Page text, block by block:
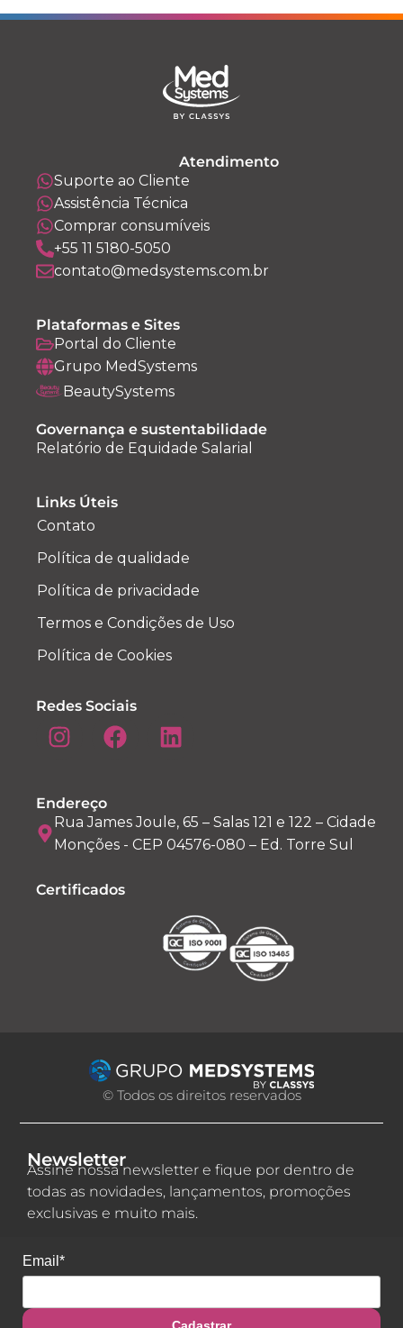
Atendimento
Suporte ao Cliente
Assistência Técnica
Comprar consumíveis
+55 11 5180-5050
contato@medsystems.com.br
Plataformas e Sites
Portal do Cliente
Grupo MedSystems
BeautySystems
Governança e sustentabilidade
Relatório de Equidade Salarial
Links Úteis
Contato
Política de qualidade
Política de privacidade
Termos e Condições de Uso
Política de Cookies
Redes Sociais
Endereço
Rua James Joule, 65 – Salas 121 e 122 – Cidade
Monções - CEP 04576-080 – Ed. Torre Sul
Certificados
© Todos os direitos reservados
Newsletter
Assine nossa newsletter e fique por dentro de
todas as novidades, lançamentos, promoções
exclusivas e muito mais.
Email*